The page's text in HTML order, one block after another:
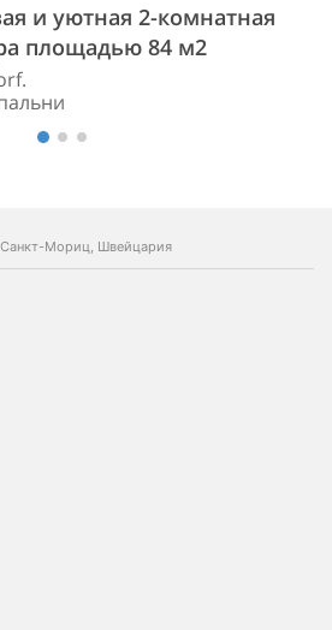
и уютная 2-комнатная
площадью 84 м2
Санкт-Мориц, Швейцария